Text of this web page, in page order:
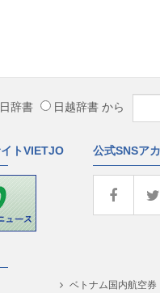
辞書 日越辞書 から
トVIETJO 公式SNSア
ベトナム国内航空券